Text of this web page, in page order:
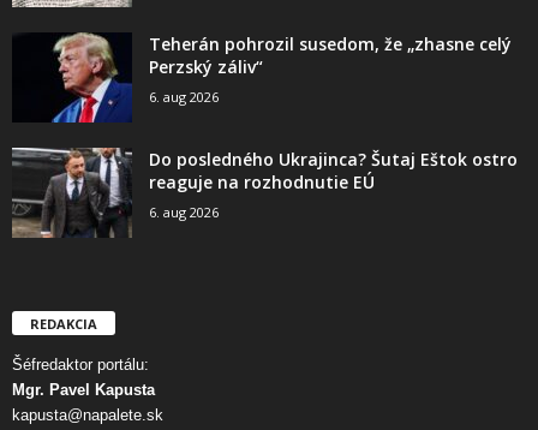
Teherán pohrozil susedom, že „zhasne celý
Perzský záliv“
6. aug 2026
Do posledného Ukrajinca? Šutaj Eštok ostro
reaguje na rozhodnutie EÚ
6. aug 2026
REDAKCIA
Šéfredaktor portálu:
Mgr. Pavel Kapusta
kapusta@napalete.sk